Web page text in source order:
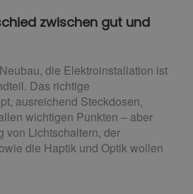
zwischen gut und
die Elektroinstallation ist
Das richtige
ausreichend Steckdosen,
wichtigen Punkten – aber
von Lichtschaltern, der
die Haptik und Optik wollen